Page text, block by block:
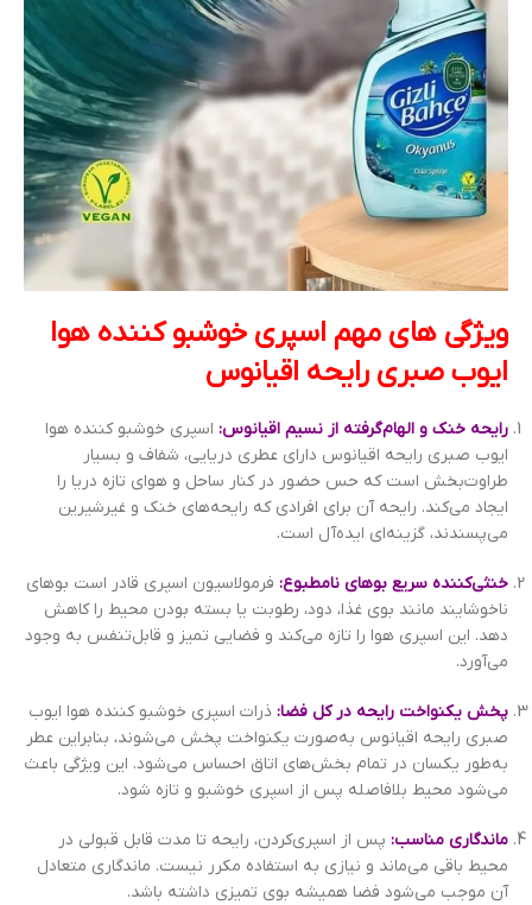
ویژگی های مهم اسپری خوشبو کننده هوا
ایوب صبری رایحه اقیانوس
رایحه خنک و الهام‌گرفته از نسیم اقیانوس: اسپری خوشبو کننده هوا
ایوب صبری رایحه اقیانوس دارای عطری دریایی، شفاف و بسیار
طراوت‌بخش است که حس حضور در کنار ساحل و هوای تازه دریا را
ایجاد می‌کند. رایحه آن برای افرادی که رایحه‌های خنک و غیرشیرین
می‌پسندند، گزینه‌ای ایده‌آل است.
خنثی‌کننده سریع بوهای نامطبوع: فرمولاسیون اسپری قادر است بوهای
ناخوشایند مانند بوی غذا، دود، رطوبت یا بسته بودن محیط را کاهش
دهد. این اسپری هوا را تازه می‌کند و فضایی تمیز و قابل‌تنفس به وجود
می‌آورد.
پخش یکنواخت رایحه در کل فضا: ذرات اسپری خوشبو کننده هوا ایوب
صبری رایحه اقیانوس به‌صورت یکنواخت پخش می‌شوند، بنابراین عطر
به‌طور یکسان در تمام بخش‌های اتاق احساس می‌شود. این ویژگی باعث
می‌شود محیط بلافاصله پس از اسپری خوشبو و تازه شود.
ماندگاری مناسب: پس از اسپری‌کردن، رایحه تا مدت قابل قبولی در
محیط باقی می‌ماند و نیازی به استفاده مکرر نیست. ماندگاری متعادل
آن موجب می‌شود فضا همیشه بوی تمیزی داشته باشد.